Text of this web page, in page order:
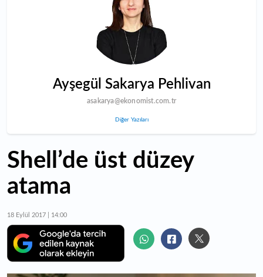
Ayşegül Sakarya Pehlivan
asakarya@ekonomist.com.tr
Diğer Yazıları
Shell’de üst düzey
atama
18 Eylül 2017 | 14:00